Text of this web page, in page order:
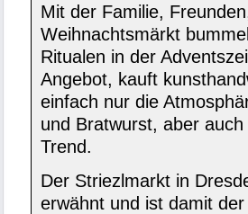
Mit der Familie,
Weihnachtsmärkt
Ritualen in der
Angebot, kauft
einfach nur die
und Bratwurst, aber
Trend.
Der Striezlmarkt in
erwähnt und ist damit